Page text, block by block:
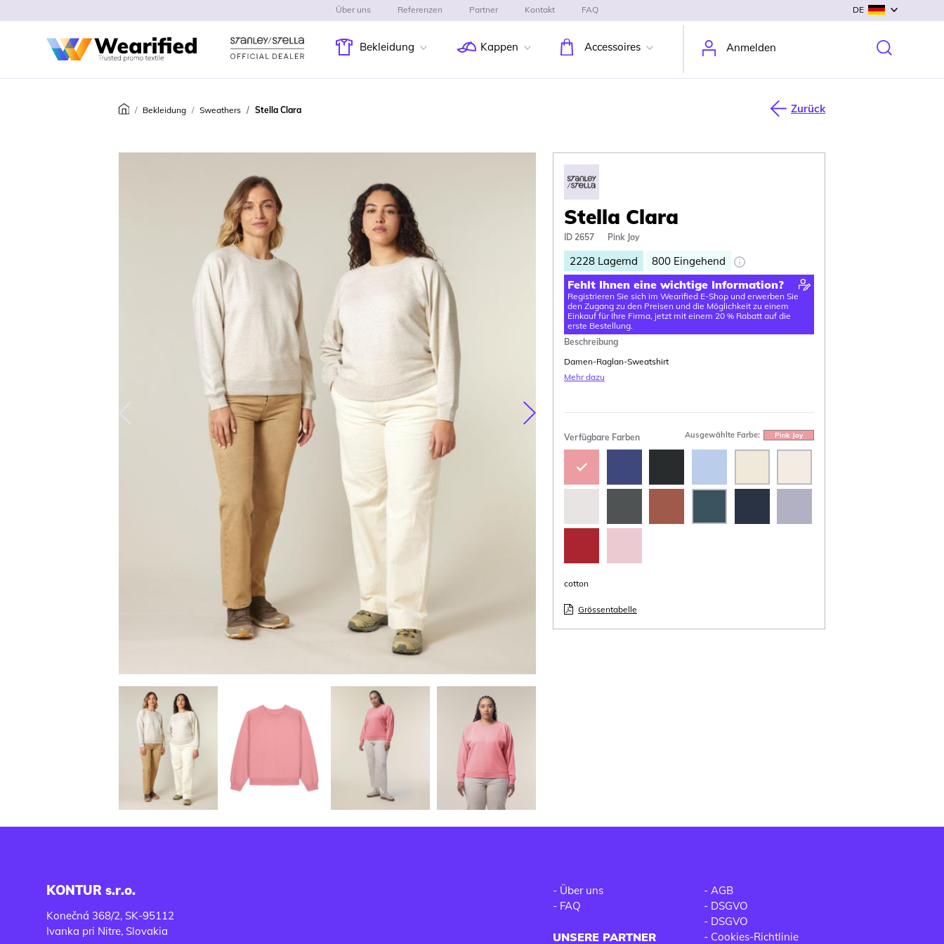
Bekleidung Kappen Accessoires Anmelden
Über uns Referenzen Partner Kontakt FAQ DE
Bekleidung Sweathers Stella Clara Zurück
Predchádzajúca
Nasledujúca
Stella Clara
ID 2657 Pink Joy
2228 Lagernd 800 Eingehend
Fehlt Ihnen eine wichtige Information?
Registrieren Sie sich im Wearified E-Shop und erwerben Sie
den Zugang zu den Preisen und die Möglichkeit zu einem
Einkauf für Ihre Firma, jetzt mit einem 20 % Rabatt auf die
erste Bestellung.
Beschreibung
Damen-Raglan-Sweatshirt
Mehr dazu
Verfügbare Farben Ausgewählte Farbe: Pink Joy
cotton
Grössentabelle
KONTUR s.r.o.
Konečná 368/2, SK-95112
Ivanka pri Nitre, Slovakia
- Über uns
- FAQ
UNSERE PARTNER
- AGB
- DSGVO
- DSGVO
- Cookies-Richtlinie